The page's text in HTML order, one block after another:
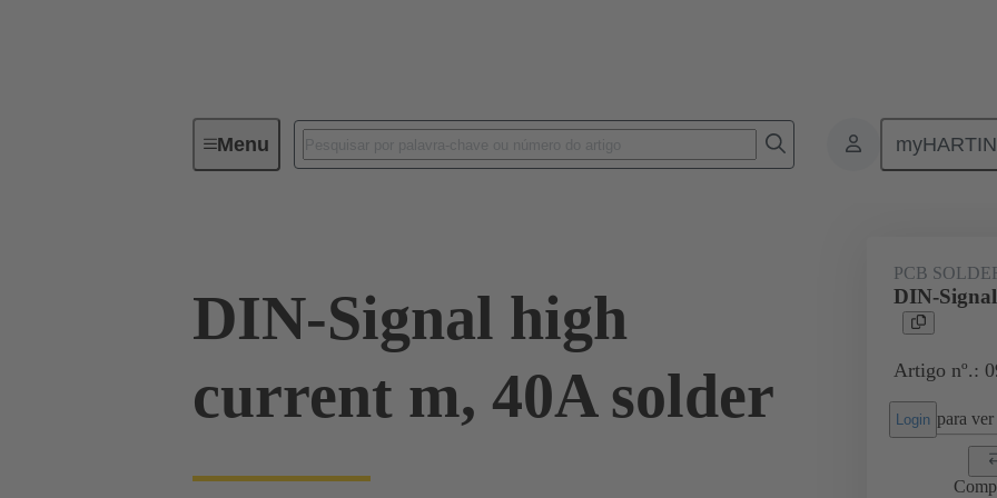
MenuDevice connectivity Produtos Motherboard to
DIN-Signal high
current m, 40A solder
PCB
DIN-
Artigo nº.:
Login para